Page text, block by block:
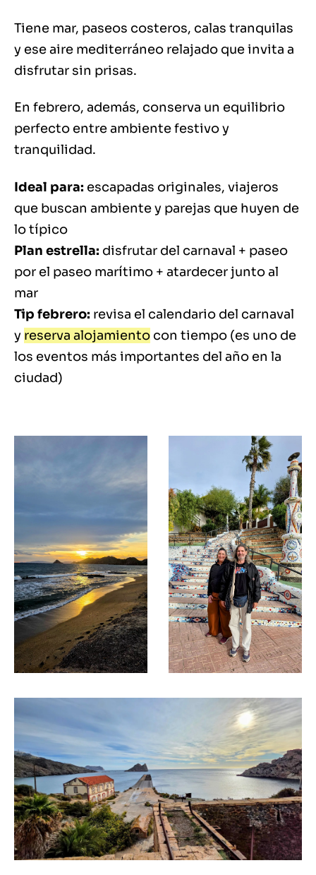
Tiene mar, paseos costeros, calas tranquilas
y ese aire mediterráneo relajado que invita a
disfrutar sin prisas.
En febrero, además, conserva un equilibrio
perfecto entre ambiente festivo y
tranquilidad.
Ideal para: escapadas originales, viajeros
que buscan ambiente y parejas que huyen de
lo típico
Plan estrella: disfrutar del carnaval + paseo
por el paseo marítimo + atardecer junto al
mar
Tip febrero: revisa el calendario del carnaval
y reserva alojamiento con tiempo (es uno de
los eventos más importantes del año en la
ciudad)